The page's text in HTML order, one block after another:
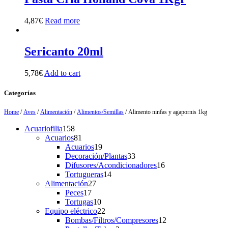
4,87€ Read more
Sericanto 20ml
5,78€ Add to cart
Categorías
Home /Aves /Alimentación /Alimentos/Semillas / Alimento ninfas y agapornis 1kg
Acuariofilia158158
products
Acuarios81
products
Acuarios1919
products
Decoración/Plantas3333
products
Difusores/Acondicionadores1616
Tortugueras1414
Alimentación2727
Peces1717
products
Tortugas1010
products
Equipo eléctrico22
products
Bombas/Filtros/Compresores12